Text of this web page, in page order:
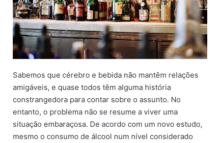
-
m
i
l
Sabemos que cérebro e bebida não mantêm relações
amigáveis, e quase todos têm alguma história
constrangedora para contar sobre o assunto. No
entanto, o problema não se resume a viver uma
situação embaraçosa. De acordo com um novo estudo,
mesmo o consumo de álcool num nível considerado